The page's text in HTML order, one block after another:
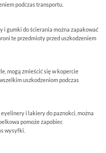
podczas transportu.
i gumki do ścierania można zapakować
te przedmioty przed uszkodzeniem
mogą zmieścić się w kopercie
uszkodzeniom podczas
i lakiery do paznokci, można
pomoże zapobiec
wysyłki.